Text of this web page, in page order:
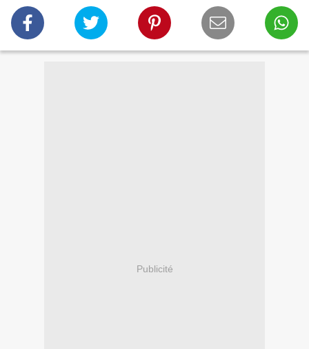
Publicité